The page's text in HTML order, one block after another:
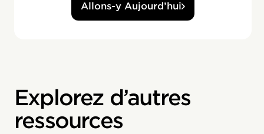
Allons-y Aujourd’hui
Explorez d’autres
ressources